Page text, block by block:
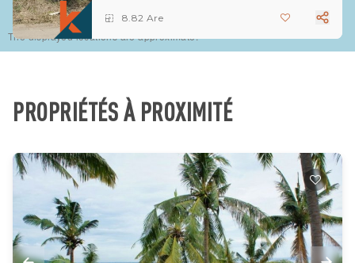
The displayed locations are approximate.
8.82 Are
PROPRIÉTÉS À PROXIMITÉ